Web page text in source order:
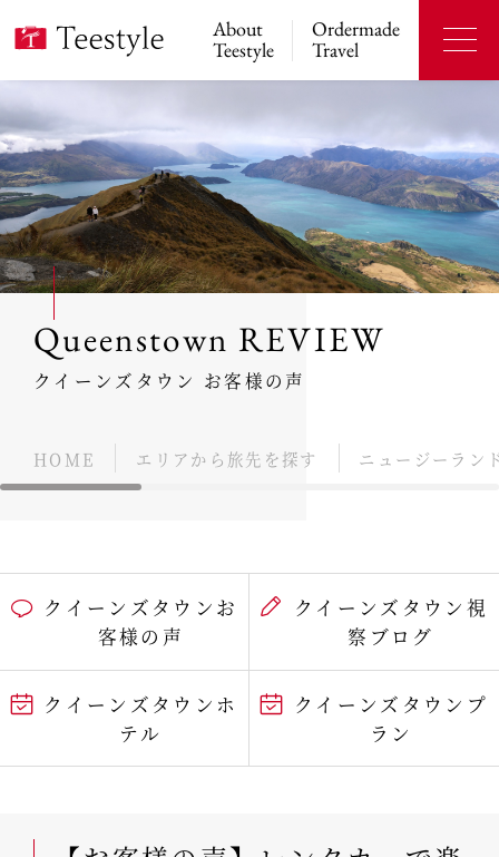
About
Teestyle
Ordermade
Travel
Queenstown REVIEW
クイーンズタウン お客様の声
HOME エリアから旅先を探す ニュージーラン
クイーンズタウンお
客様の声
クイーンズタウン視
察ブログ
クイーンズタウンホ
テル
クイーンズタウンプ
ラン